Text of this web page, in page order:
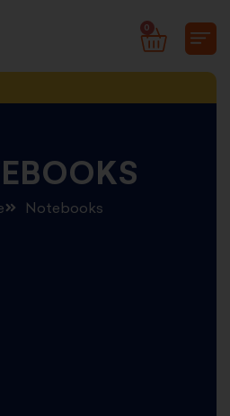
0
CART
Notebooks